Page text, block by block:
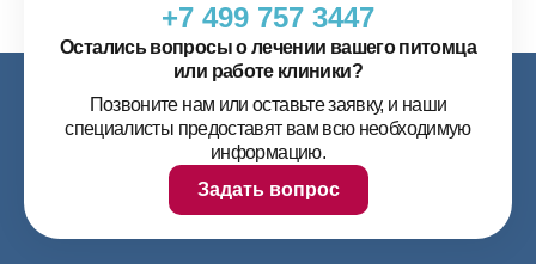
+7 499 757 3447
Остались вопросы о лечении вашего питомца
или работе клиники?
Позвоните нам или оставьте заявку, и наши
специалисты предоставят вам всю необходимую
информацию.
Задать вопрос